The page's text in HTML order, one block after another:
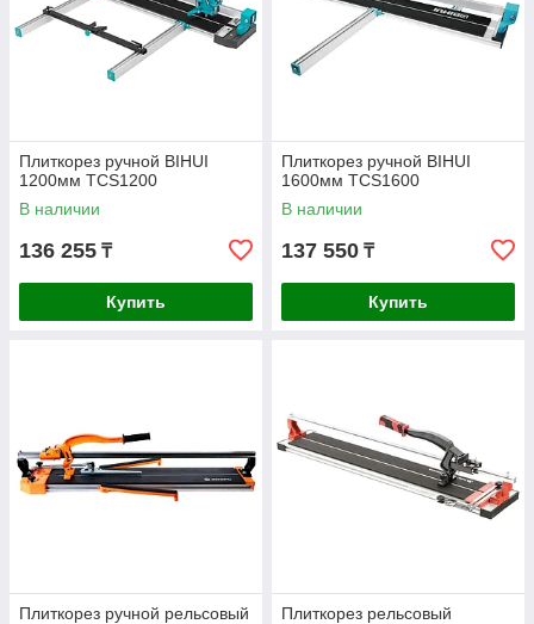
Плиткорез ручной BIHUI
1200мм TCS1200
В наличии
136 255 ₸
Купить
Плиткорез ручной BIHUI
1600мм TCS1600
В наличии
137 550 ₸
Купить
Плиткорез ручной рельсовый
Плиткорез рельсовый